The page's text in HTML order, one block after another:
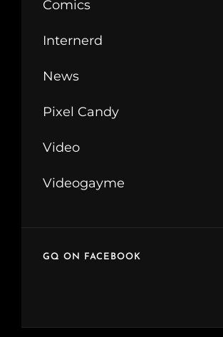
Comics
Internerd
News
Pixel Candy
Video
Videogayme
GQ ON FACEBOOK